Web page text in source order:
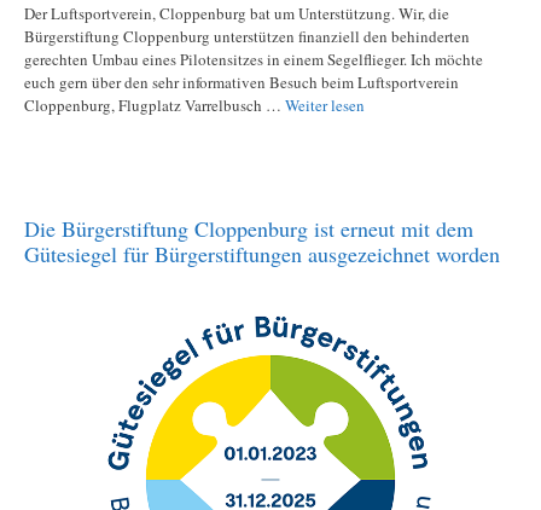
Der Luftsportverein, Cloppenburg bat um Unterstützung. Wir, die
Bürgerstiftung Cloppenburg unterstützen finanziell den behinderten
gerechten Umbau eines Pilotensitzes in einem Segelflieger. Ich möchte
euch gern über den sehr informativen Besuch beim Luftsportverein
Cloppenburg, Flugplatz Varrelbusch … Weiter lesen
Die Bürgerstiftung Cloppenburg ist erneut mit dem
Gütesiegel für Bürgerstiftungen ausgezeichnet worden